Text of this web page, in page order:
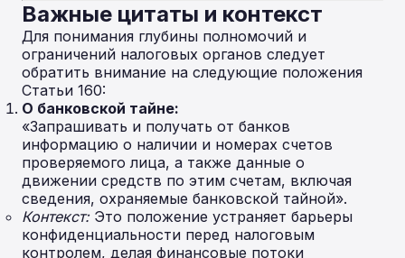
Важные цитаты и контекст
Для понимания глубины полномочий и
ограничений налоговых органов следует
обратить внимание на следующие положения
Статьи 160:
О банковской тайне:
«Запрашивать и получать от банков
информацию о наличии и номерах счетов
проверяемого лица, а также данные о
движении средств по этим счетам, включая
сведения, охраняемые банковской тайной».
Контекст:Это положение устраняет барьеры
конфиденциальности перед налоговым
контролем, делая финансовые потоки